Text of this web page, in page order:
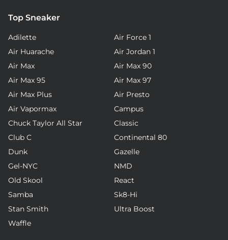
Top Sneaker
Adilette
Air Force 1
Air Huarache
Air Jordan 1
Air Max
Air Max 90
Air Max 95
Air Max 97
Air Max Plus
Air Presto
Air Vapormax
Campus
Chuck Taylor All Star
Classic
Club C
Continental 80
Dunk
Gazelle
Gel-NYC
NMD
Old Skool
React
Samba
Sk8-Hi
Stan Smith
Ultra Boost
Waffle